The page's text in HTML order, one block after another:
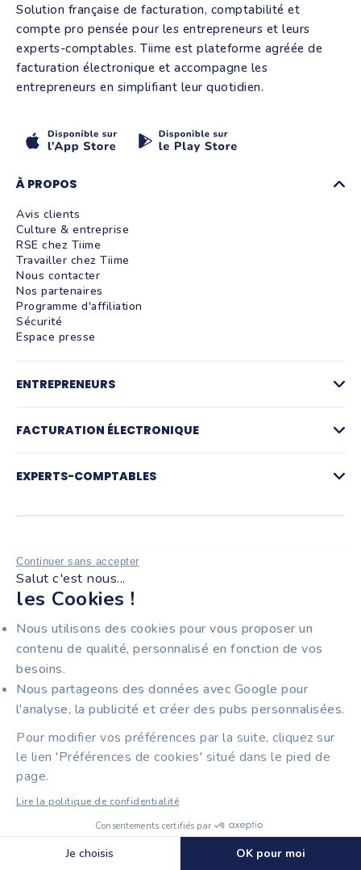
Continuer sans accepter
Salut c'est nous...
les Cookies !
Nous utilisons des cookies pour vous proposer un
contenu de qualité, personnalisé en fonction de vos
besoins.
Nous partageons des données avec Google pour
l'analyse, la publicité et créer des pubs personnalisées.
Pour modifier vos préférences par la suite, cliquez sur
le lien 'Préférences de cookies' situé dans le pied de
page.
Lire la politique de confidentialité
Consentements certifiés par
Je choisis OK pour moi
🍪 Cookies
Solution française de facturation, comptabilité et
compte pro pensée pour les entrepreneurs et leurs
experts-comptables. Tiime est plateforme agréée de
facturation électronique et accompagne les
entrepreneurs en simplifiant leur quotidien.
À PROPOS
Avis clients
Culture & entreprise
RSE chez Tiime
Travailler chez Tiime
Nous contacter
Nos partenaires
Programme d'affiliation
Sécurité
Espace presse
ENTREPRENEURS
Logiciel de devis
Gestion des achats
Création d'entreprise
FACTURATION ÉLECTRONIQUE
Plateforme agréée de facturation électronique
EXPERTS-COMPTABLES
Production comptable
Création d'entreprise
Intelligence artificielle
Programmes de formation
Plateforme Agréée de Facturation Électronique incluse
Récompensée par Capital, catégorie Meilleure Plateforme
en Ligne Comptabilité 2026-2027.
Partenaire exclusif de la CCI Ile-de-France pour la
facturation électronique.